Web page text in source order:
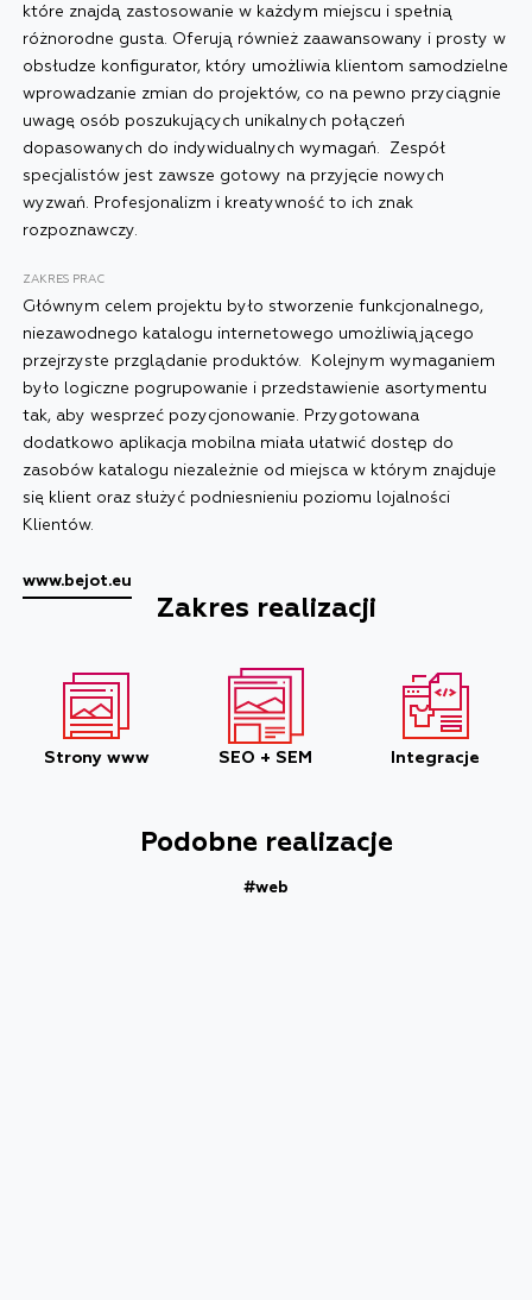
które znajdą zastosowanie w każdym miejscu i spełnią
różnorodne gusta. Oferują również zaawansowany i prosty w
obsłudze konfigurator, który umożliwia klientom samodzielne
wprowadzanie zmian do projektów, co na pewno przyciągnie
uwagę osób poszukujących unikalnych połączeń
dopasowanych do indywidualnych wymagań. Zespół
specjalistów jest zawsze gotowy na przyjęcie nowych
wyzwań. Profesjonalizm i kreatywność to ich znak
rozpoznawczy.
ZAKRES PRAC
Głównym celem projektu było stworzenie funkcjonalnego,
niezawodnego katalogu internetowego umożliwiąjącego
przejrzyste przglądanie produktów. Kolejnym wymaganiem
było logiczne pogrupowanie i przedstawienie asortymentu
tak, aby wesprzeć pozycjonowanie. Przygotowana
dodatkowo aplikacja mobilna miała ułatwić dostęp do
zasobów katalogu niezależnie od miejsca w którym znajduje
się klient oraz służyć podniesnieniu poziomu lojalności
Klientów.
www.bejot.eu
Zakres realizacji
Strony www SEO + SEM Integracje
Podobne realizacje
#web